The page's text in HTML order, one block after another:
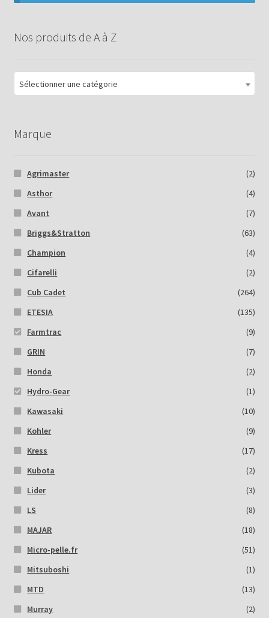
Nos produits de A à Z
Sélectionner une catégorie
Marque
Agrimaster
(2)
Asthor
(4)
Avant
(7)
Briggs&Stratton
(63)
Champion
(4)
Cifarelli
(2)
Cub Cadet
(264)
ETESIA
(135)
Farmtrac
(9)
GRIN
(7)
Honda
(2)
Hydro-Gear
(1)
Kawasaki
(10)
Kohler
(9)
Kress
(17)
Kubota
(2)
Lider
(3)
LS
(8)
MAJAR
(18)
Micro-pelle.fr
(51)
Mitsuboshi
(1)
MTD
(13)
Murray
(2)